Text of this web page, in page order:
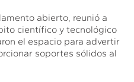
abierto, reunió a
científico y tecnológico
el espacio para advertir
soportes sólidos al